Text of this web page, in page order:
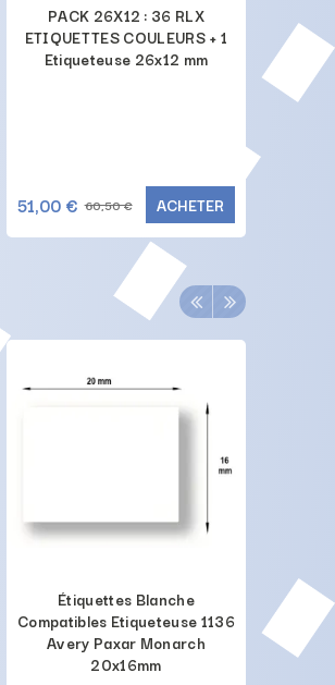
PACK 26X12 : 36 RLX
ETIQUETTES COULEURS + 1
Etiqueteuse 26x12 mm
51,00 € 60,50 € ACHETER
"+ 1
Étiquettes Blanche
Compatibles Etiqueteuse 1136
Avery Paxar Monarch
20x16mm